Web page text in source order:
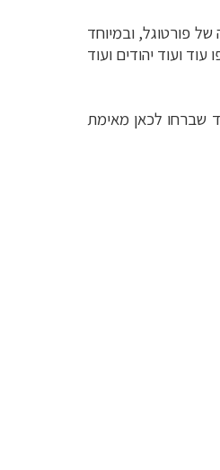
פורטוגל, ובמיוחד
את יהדותם, וכך נחשפו עוד ועוד יהודים ועוד
1496 עברו עליו יהודי ספרד שברחו לכאן מאימת